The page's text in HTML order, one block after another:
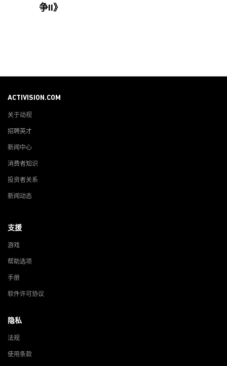
争II》
ACTIVISION.COM
关于动视
招聘英才
新闻中心
消费者知识
投资者关系
新闻动态
支援
游戏
帮助选项
手册
软件许可协议
隐私
法规
使用条款